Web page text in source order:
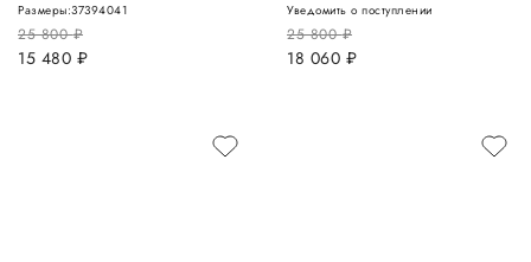
25 800руб.
15 480 руб.
Размеры:37394041
25 800руб.
18 060 руб.
Уведомить о поступлении